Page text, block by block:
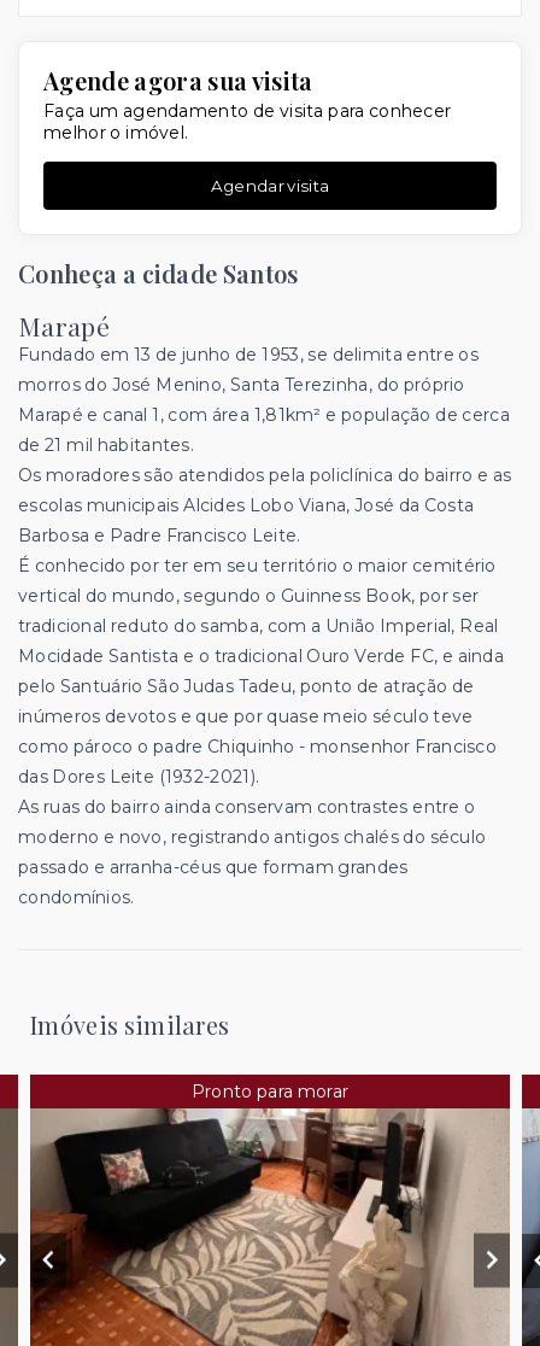
Agende agora sua visita
Faça um agendamento de visita para conhecer
melhor o imóvel.
Agendar visita
Conheça a cidade Santos
Marapé
Fundado em 13 de junho de 1953, se delimita entre os
morros do José Menino, Santa Terezinha, do próprio
Marapé e canal 1, com área 1,81km² e população de cerca
de 21 mil habitantes.
Os moradores são atendidos pela policlínica do bairro e as
escolas municipais Alcides Lobo Viana, José da Costa
Barbosa e Padre Francisco Leite.
É conhecido por ter em seu território o maior cemitério
vertical do mundo, segundo o Guinness Book, por ser
tradicional reduto do samba, com a União Imperial, Real
Mocidade Santista e o tradicional Ouro Verde FC, e ainda
pelo Santuário São Judas Tadeu, ponto de atração de
inúmeros devotos e que por quase meio século teve
como pároco o padre Chiquinho - monsenhor Francisco
das Dores Leite (1932-2021).
As ruas do bairro ainda conservam contrastes entre o
moderno e novo, registrando antigos chalés do século
passado e arranha-céus que formam grandes
condomínios.
Imóveis similares
Pronto para morar